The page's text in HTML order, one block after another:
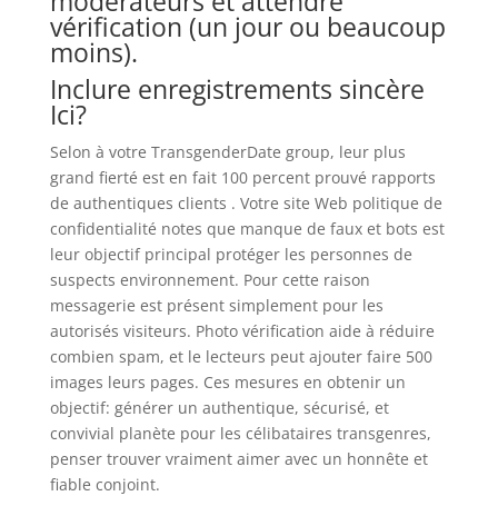
vérification (un jour ou beaucoup
moins).
Inclure enregistrements sincère
Ici?
Selon à votre TransgenderDate group, leur plus
grand fierté est en fait 100 percent prouvé rapports
de authentiques clients . Votre site Web politique de
confidentialité notes que manque de faux et bots est
leur objectif principal protéger les personnes de
suspects environnement. Pour cette raison
messagerie est présent simplement pour les
autorisés visiteurs. Photo vérification aide à réduire
combien spam, et le lecteurs peut ajouter faire 500
images leurs pages. Ces mesures en obtenir un
objectif: générer un authentique, sécurisé, et
convivial planète pour les célibataires transgenres,
penser trouver vraiment aimer avec un honnête et
fiable conjoint.